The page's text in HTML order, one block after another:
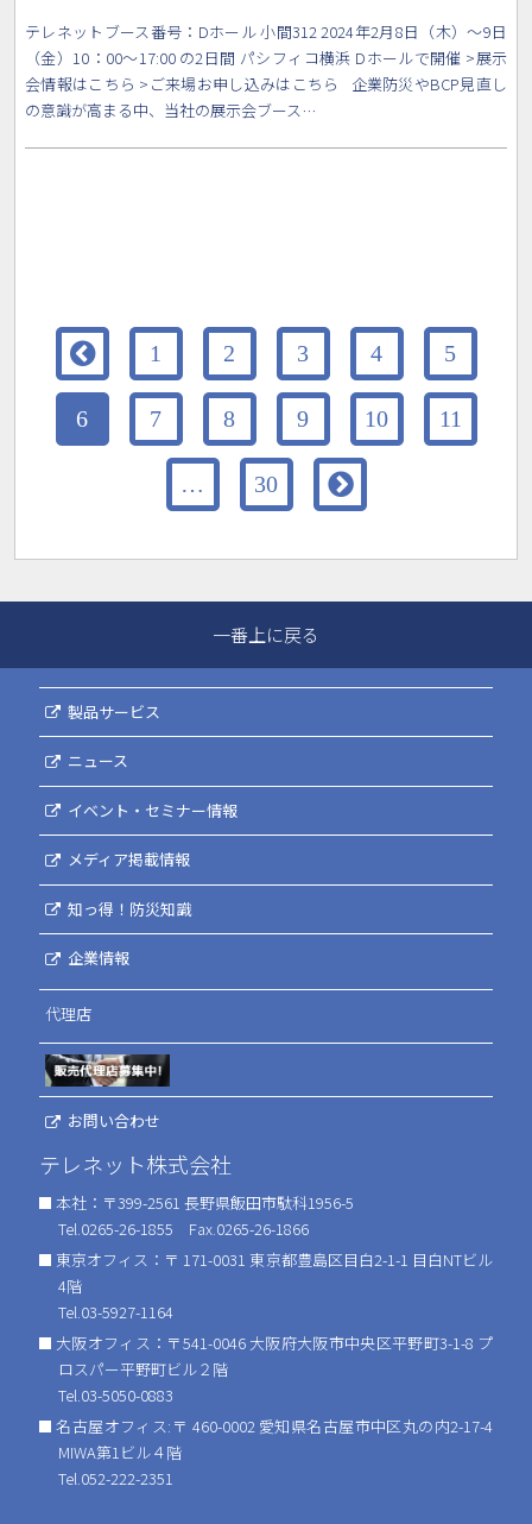
テレネットブース番号：Dホール 小間312 2024年2月8日（木）〜9日
（金）10：00〜17:00 の2日間 パシフィコ横浜 Dホールで開催 >展示
会情報はこちら >ご来場お申し込みはこちら 企業防災やBCP見直し
の意識が高まる中、当社の展示会ブース…
 1 2 3 4 5
6 7 8 9 10 11
… 30 
一番上に戻る
製品サービス
ニュース
イベント・セミナー情報
メディア掲載情報
知っ得！防災知識
企業情報
代理店
お問い合わせ
テレネット株式会社
本社：〒399-2561 長野県飯田市駄科1956-5
Tel.0265-26-1855 Fax.0265-26-1866
東京オフィス：〒 171-0031 東京都豊島区目白2-1-1 目白NTビル
4階
Tel.03-5927-1164
大阪オフィス：〒541-0046 大阪府大阪市中央区平野町3-1-8 プ
ロスパー平野町ビル２階
Tel.03-5050-0883
名古屋オフィス:〒 460-0002 愛知県名古屋市中区丸の内2-17-4
MIWA第1ビル４階
Tel.052-222-2351